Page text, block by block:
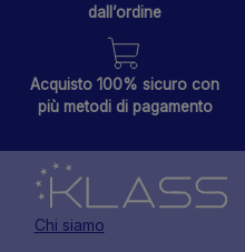
dall’ordine
Acquisto 100% sicuro con
più metodi di pagamento
Chi siamo